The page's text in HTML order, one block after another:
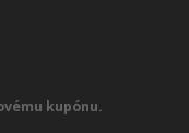
kupónu.